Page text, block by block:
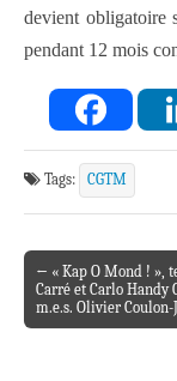
devient obligatoire
pendant 12 mois
Tags: CGTM
Post navigation
← « Kap O Mond ! »,
Carré et Carlo Handy
m.e.s. Olivier Coulon-